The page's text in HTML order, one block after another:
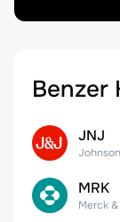
Benzer
JNJ
MRK
Merck